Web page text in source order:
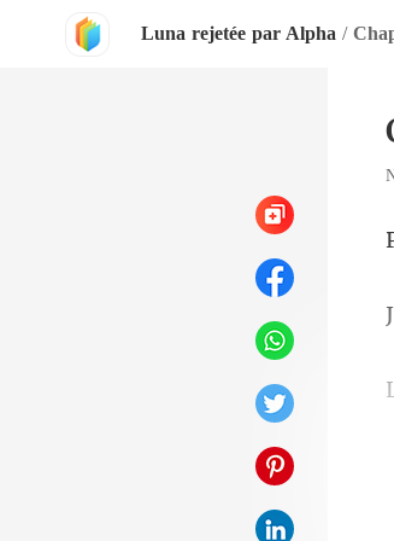
Luna rejetée par Alpha /